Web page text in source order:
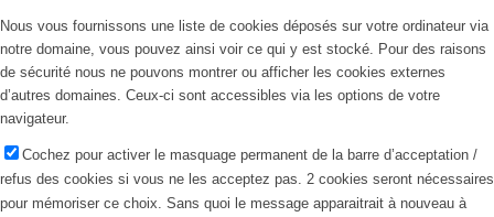
Nous vous fournissons une liste de cookies déposés sur votre ordinateur via
notre domaine, vous pouvez ainsi voir ce qui y est stocké. Pour des raisons
de sécurité nous ne pouvons montrer ou afficher les cookies externes
d’autres domaines. Ceux-ci sont accessibles via les options de votre
navigateur.
Cochez pour activer le masquage permanent de la barre d’acceptation /
refus des cookies si vous ne les acceptez pas. 2 cookies seront nécessaires
pour mémoriser ce choix. Sans quoi le message apparaitrait à nouveau à